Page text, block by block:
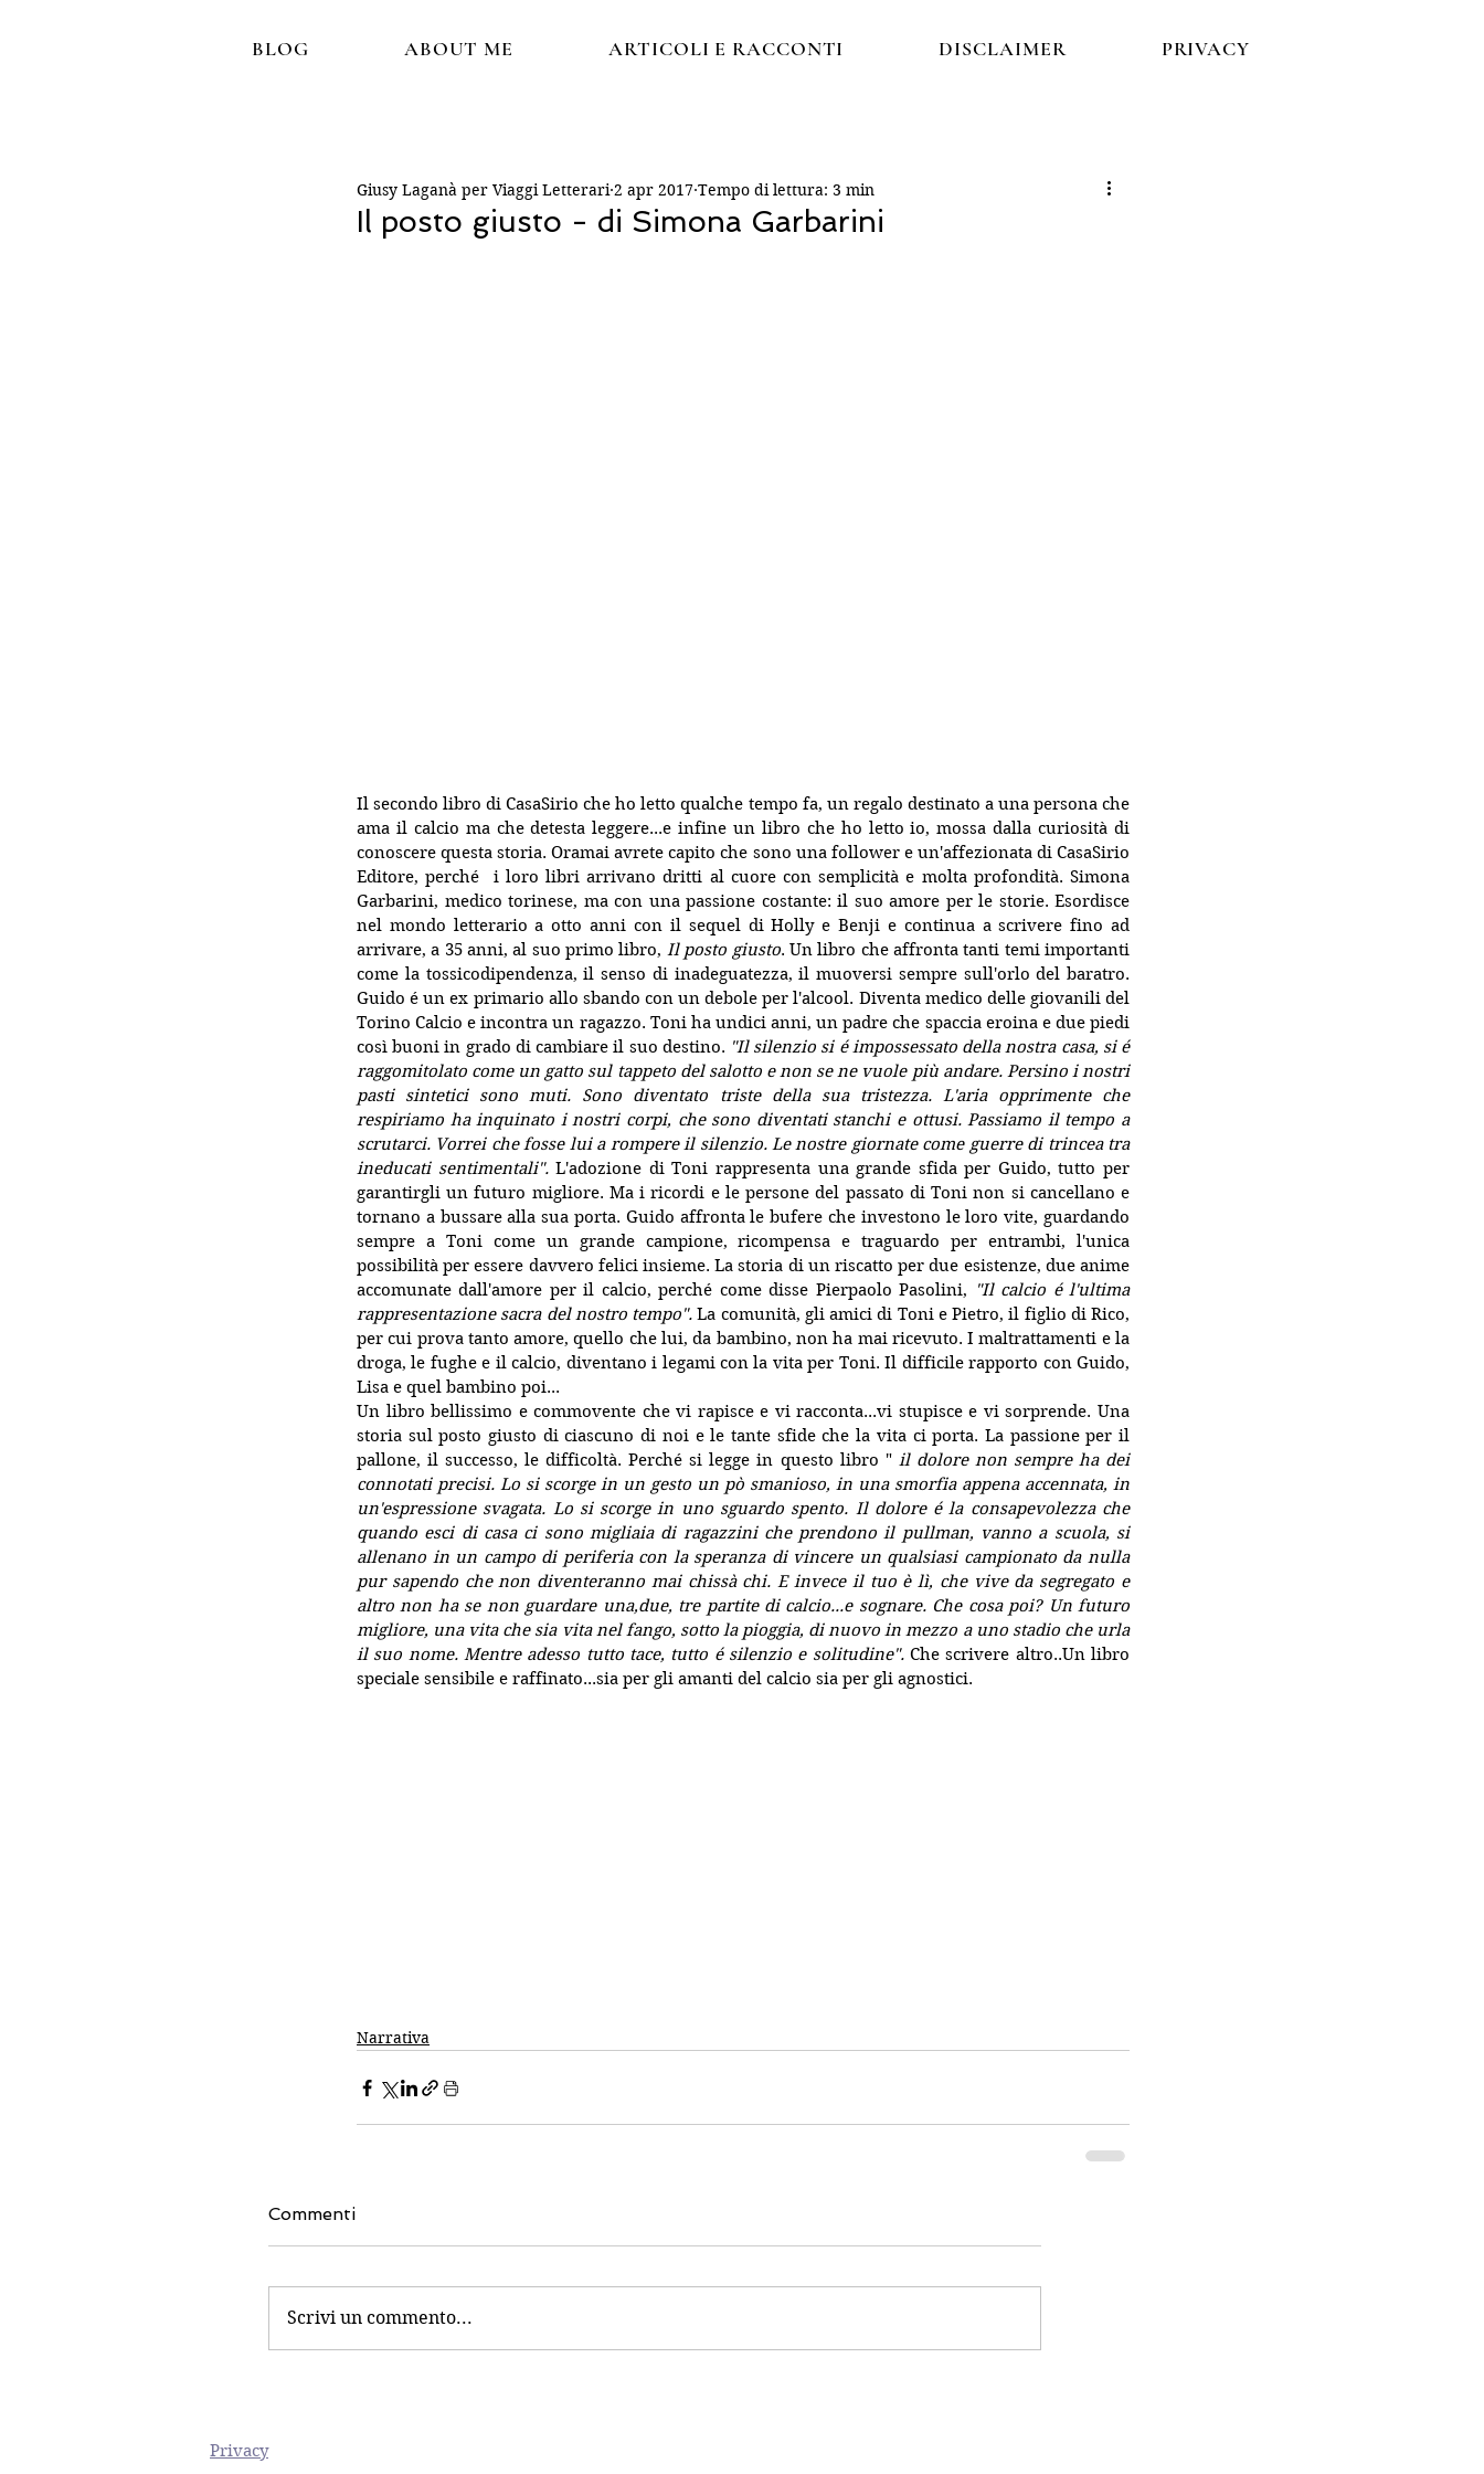
BLOG ABOUT ME ARTICOLI E RACCONTI DISCLAIMER PRIVACY
Il posto giusto - di Simona Garbarini
Giusy Laganà per Viaggi Letterari 2 apr 2017 Tempo di lettura: 3 min
Il secondo libro di CasaSirio che ho letto qualche tempo fa, un regalo destinato a una persona che
ama il calcio ma che detesta leggere...e infine un libro che ho letto io, mossa dalla curiosità di
conoscere questa storia. Oramai avrete capito che sono una follower e un'affezionata di CasaSirio
Editore, perché  i loro libri arrivano dritti al cuore con semplicità e molta profondità. Simona
Garbarini, medico torinese, ma con una passione costante: il suo amore per le storie. Esordisce
nel mondo letterario a otto anni con il sequel di Holly e Benji e continua a scrivere fino ad
arrivare, a 35 anni, al suo primo libro, Il posto giusto. Un libro che affronta tanti temi importanti
come la tossicodipendenza, il senso di inadeguatezza, il muoversi sempre sull'orlo del baratro.
Guido é un ex primario allo sbando con un debole per l'alcool. Diventa medico delle giovanili del
Torino Calcio e incontra un ragazzo. Toni ha undici anni, un padre che spaccia eroina e due piedi
così buoni in grado di cambiare il suo destino. "Il silenzio si é impossessato della nostra casa, si é
raggomitolato come un gatto sul tappeto del salotto e non se ne vuole più andare. Persino i nostri
pasti sintetici sono muti. Sono diventato triste della sua tristezza. L'aria opprimente che
respiriamo ha inquinato i nostri corpi, che sono diventati stanchi e ottusi. Passiamo il tempo a
scrutarci. Vorrei che fosse lui a rompere il silenzio. Le nostre giornate come guerre di trincea tra
ineducati sentimentali". L'adozione di Toni rappresenta una grande sfida per Guido, tutto per
garantirgli un futuro migliore. Ma i ricordi e le persone del passato di Toni non si cancellano e
tornano a bussare alla sua porta. Guido affronta le bufere che investono le loro vite, guardando
sempre a Toni come un grande campione, ricompensa e traguardo per entrambi, l'unica
possibilità per essere davvero felici insieme. La storia di un riscatto per due esistenze, due anime
accomunate dall'amore per il calcio, perché come disse Pierpaolo Pasolini,
"Il calcio é l'ultima
rappresentazione sacra del nostro tempo". La comunità, gli amici di Toni e Pietro, il figlio di Rico,
per cui prova tanto amore, quello che lui, da bambino, non ha mai ricevuto. I maltrattamenti e la
droga, le fughe e il calcio, diventano i legami con la vita per Toni. Il difficile rapporto con Guido,
Lisa e quel bambino poi...
Un libro bellissimo e commovente che vi rapisce e vi racconta...vi stupisce e vi sorprende. Una
storia sul posto giusto di ciascuno di noi e le tante sfide che la vita ci porta. La passione per il
pallone, il successo, le difficoltà. Perché si legge in questo libro " il dolore non sempre ha dei
connotati precisi. Lo si scorge in un gesto un pò smanioso, in una smorfia appena accennata, in
un'espressione svagata. Lo si scorge in uno sguardo spento. Il dolore é la consapevolezza che
quando esci di casa ci sono migliaia di ragazzini che prendono il pullman, vanno a scuola, si
allenano in un campo di periferia con la speranza di vincere un qualsiasi campionato da nulla
pur sapendo che non diventeranno mai chissà chi. E invece il tuo è lì, che vive da segregato e
altro non ha se non guardare una,due, tre partite di calcio...e sognare. Che cosa poi? Un futuro
migliore, una vita che sia vita nel fango, sotto la pioggia, di nuovo in mezzo a uno stadio che urla
il suo nome. Mentre adesso tutto tace, tutto é silenzio e solitudine". Che scrivere altro..Un libro
speciale sensibile e raffinato...sia per gli amanti del calcio sia per gli agnostici.
Narrativa
Commenti
Scrivi un commento...
Privacy